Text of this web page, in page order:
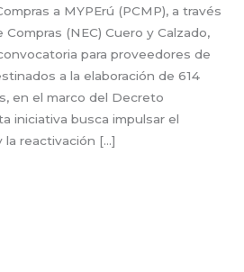
a MYPErú (PCMP), a través
(NEC) Cuero y Calzado,
para proveedores de
a la elaboración de 614
en el marco del Decreto
iniciativa busca impulsar el
la reactivación […]